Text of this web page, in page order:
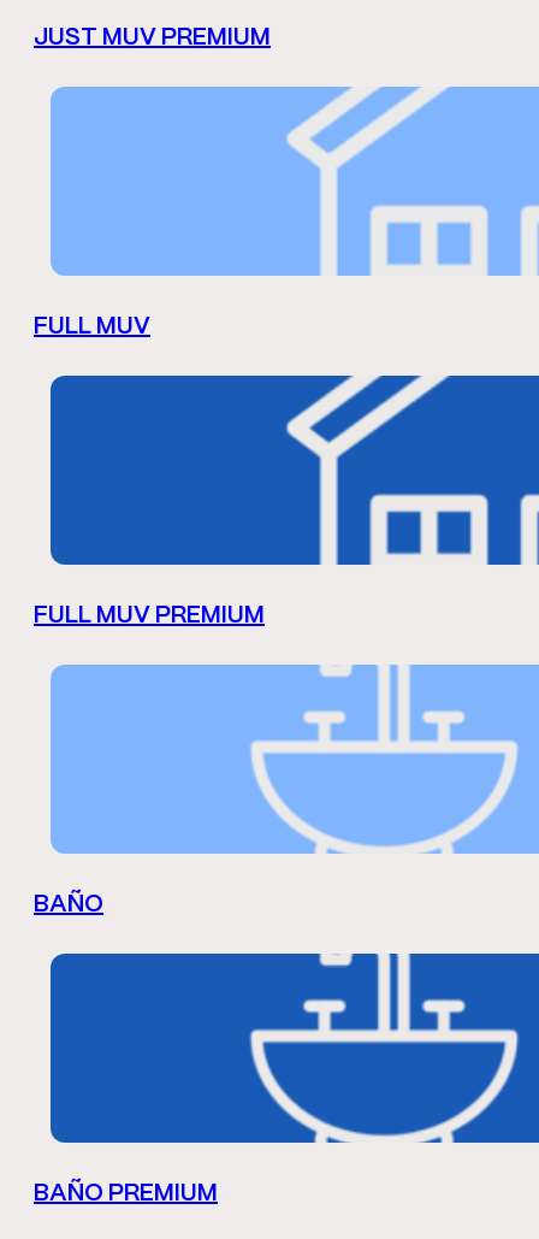
JUST MUV PREMIUM
FULL MUV
FULL MUV PREMIUM
BAÑO
BAÑO PREMIUM